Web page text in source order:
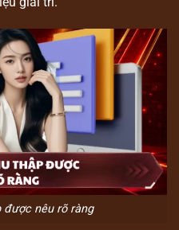
được nêu rõ ràng